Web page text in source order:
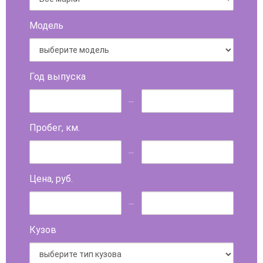
Модель
Год выпуска
...
Пробег, км.
...
Цена, руб.
...
Кузов